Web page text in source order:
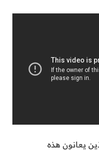
يعانون هذه